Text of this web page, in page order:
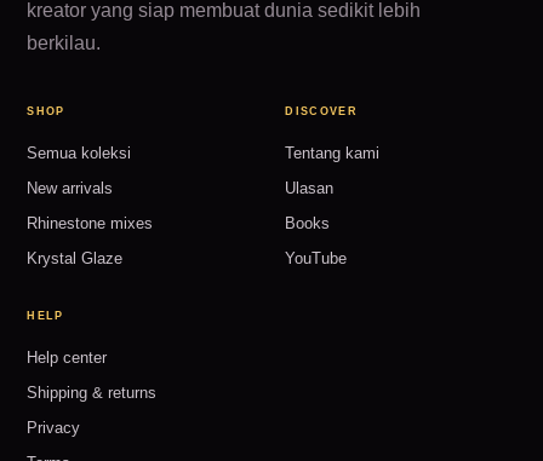
kreator yang siap membuat dunia sedikit lebih
berkilau.
SHOP
Semua koleksi
New arrivals
Rhinestone mixes
Krystal Glaze
DISCOVER
Tentang kami
Ulasan
Books
YouTube
HELP
Help center
Shipping & returns
Privacy